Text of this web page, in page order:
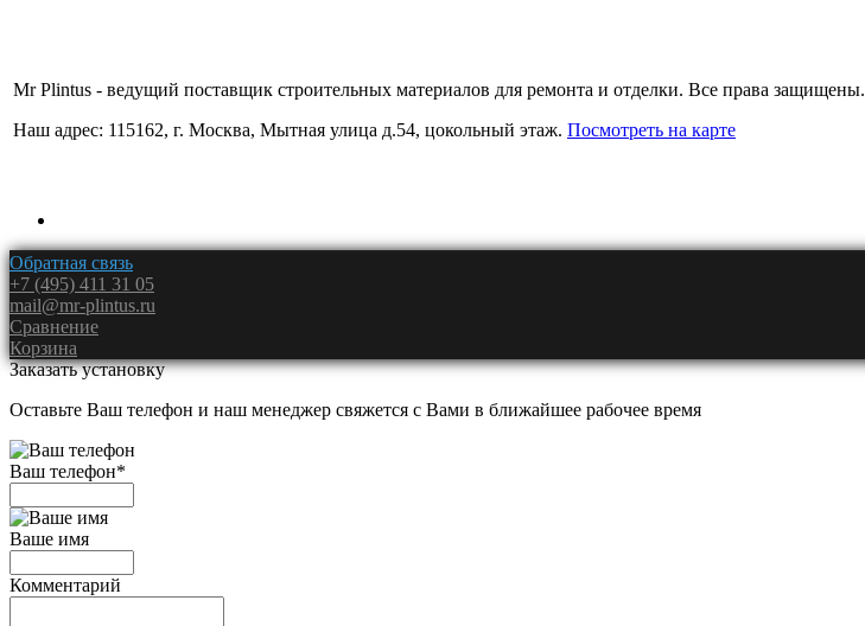
Mr Plintus - ведущий поставщик строительных материалов для ремонта и отделки. Все права защищены.
Наш адрес: 115162, г. Москва, Мытная улица д.54, цокольный этаж. Посмотреть на карте
Обратная связь
+7 (495) 411 31 05
mail@mr-plintus.ru
Сравнение
Корзина
Заказать установку
Оставьте Ваш телефон и наш менеджер свяжется с Вами в ближайшее рабочее время
Ваш телефон*
Ваше имя
Комментарий